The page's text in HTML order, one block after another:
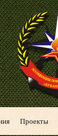
Проекты